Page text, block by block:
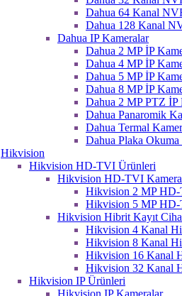
Dahua 64 Kanal
Dahua 128 Kanal
Dahua IP Kameralar
Dahua 2 MP İP
Dahua 4 MP İP
Dahua 5 MP İP
Dahua 8 MP İP
Dahua 2 MP PTZ İP
Dahua Panaromik
Dahua Termal
Dahua Plaka Okuma
Hikvision
Hikvision HD-TVI Ürünleri
Hikvision HD-TVI
Hikvision 2 MP
Hikvision 5 MP
Hikvision Hibrit Kayıt
Hikvision 4 Kanal
Hikvision 8 Kanal
Hikvision 16 Kanal
Hikvision 32 Kanal
Hikvision IP Ürünleri
Hikvision IP Kameralar